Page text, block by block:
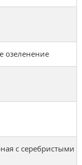
озеленение
с серебристыми